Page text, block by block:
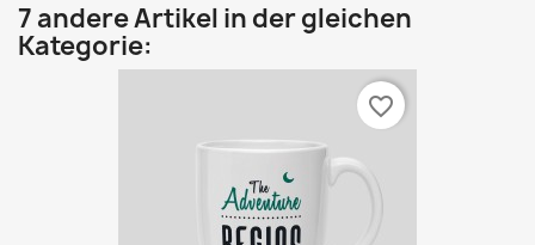
7 andere Artikel in der gleichen
Kategorie:
favorite_border